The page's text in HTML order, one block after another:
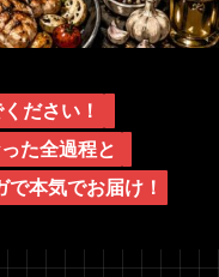
ださい！
た全過程と
本気でお届け！